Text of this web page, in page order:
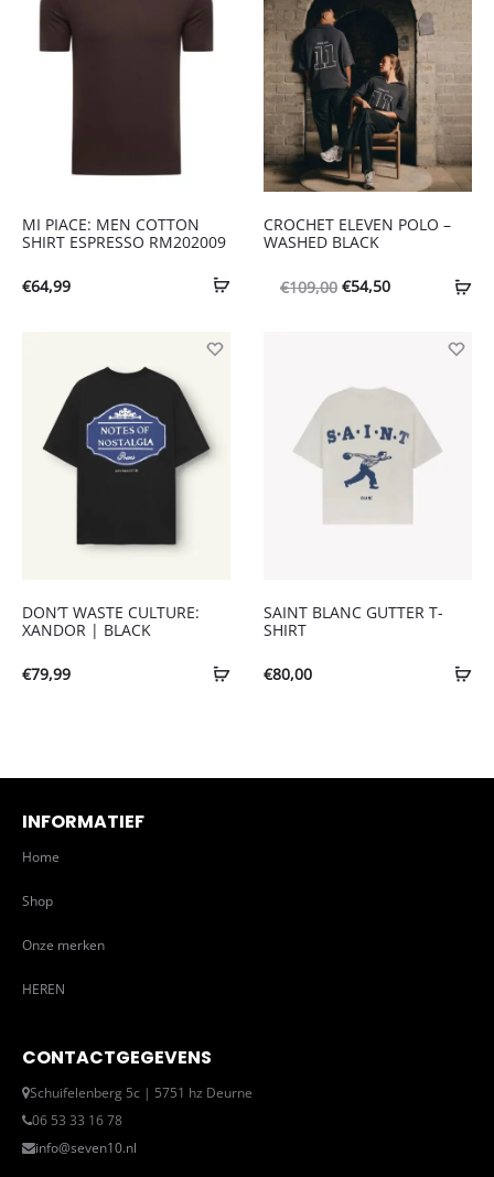
MI PIACE: MEN COTTON
SHIRT ESPRESSO RM202009
€64,99
CROCHET ELEVEN POLO –
WASHED BLACK
€109,00 Oorspronkelijke
€109,00.
€54,50Huidige
DON’T WASTE CULTURE:
XANDOR | BLACK
€79,99
SAINT BLANC GUTTER T-
SHIRT
€80,00
INFORMATIEF
Home
Shop
Onze merken
HEREN
CONTACTGEGEVENS
Schuifelenberg 5c | 5751 hz Deurne
06 53 33 16 78
info@seven10.nl